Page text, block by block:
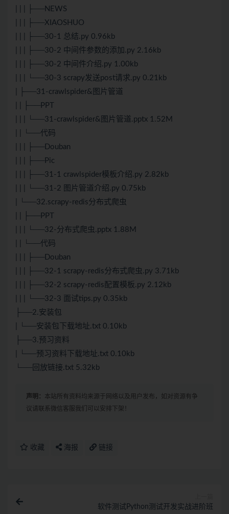
| | | ├──NEWS
| | | ├──XIAOSHUO
| | | ├──30-1 总结.py 0.96kb
| | | ├──30-2 中间件参数的添加.py 2.16kb
| | | ├──30-2 中间件介绍.py 1.00kb
| | | └──30-3 scrapy发送post请求.py 0.21kb
| ├──31-crawlspider&图片管道
| | ├──PPT
| | | └──31-crawlspider&图片管道.pptx 1.52M
| | └──代码
| | | ├──Douban
| | | ├──Pic
| | | ├──31-1 crawlspider模板介绍.py 2.82kb
| | | └──31-2 图片管道介绍.py 0.75kb
| └──32.scrapy-redis分布式爬虫
| | ├──PPT
| | | └──32-分布式爬虫.pptx 1.88M
| | └──代码
| | | ├──Douban
| | | ├──32-1 scrapy-redis分布式爬虫.py 3.71kb
| | | ├──32-2 scrapy-redis配置模板.py 2.12kb
| | | └──32-3 面试tips.py 0.35kb
├──2.安装包
| └──安装包下载地址.txt 0.10kb
├──3.预习资料
| └──预习资料下载地址.txt 0.10kb
└──回放链接.txt 5.32kb
声明： 本站所有资料均来源于网络以及用户发布，如对资源有争
议请联系微信客服我们可以安排下架！
收藏 海报 链接
软件测试Python测试开发实战进阶班